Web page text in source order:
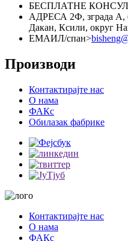
БЕСПЛАТНЕ
АДРЕСА 2Ф, зграда А,
Дакан, Ксили, округ
ЕМАИЛ/спан>
Производи
Контактирајте нас
О нама
ФАКс
Обилазак фабрике
Контактирајте нас
О нама
ФАКс